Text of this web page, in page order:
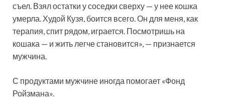
съел. Взял остатки у соседки сверху — у нее кошка
умерла. Худой Кузя, боится всего. Он для меня, как
терапия, спит рядом, играется. Посмотришь на
кошака — и жить легче становится», — признается
мужчина.
С продуктами мужчине иногда помогает «Фонд
Ройзмана».